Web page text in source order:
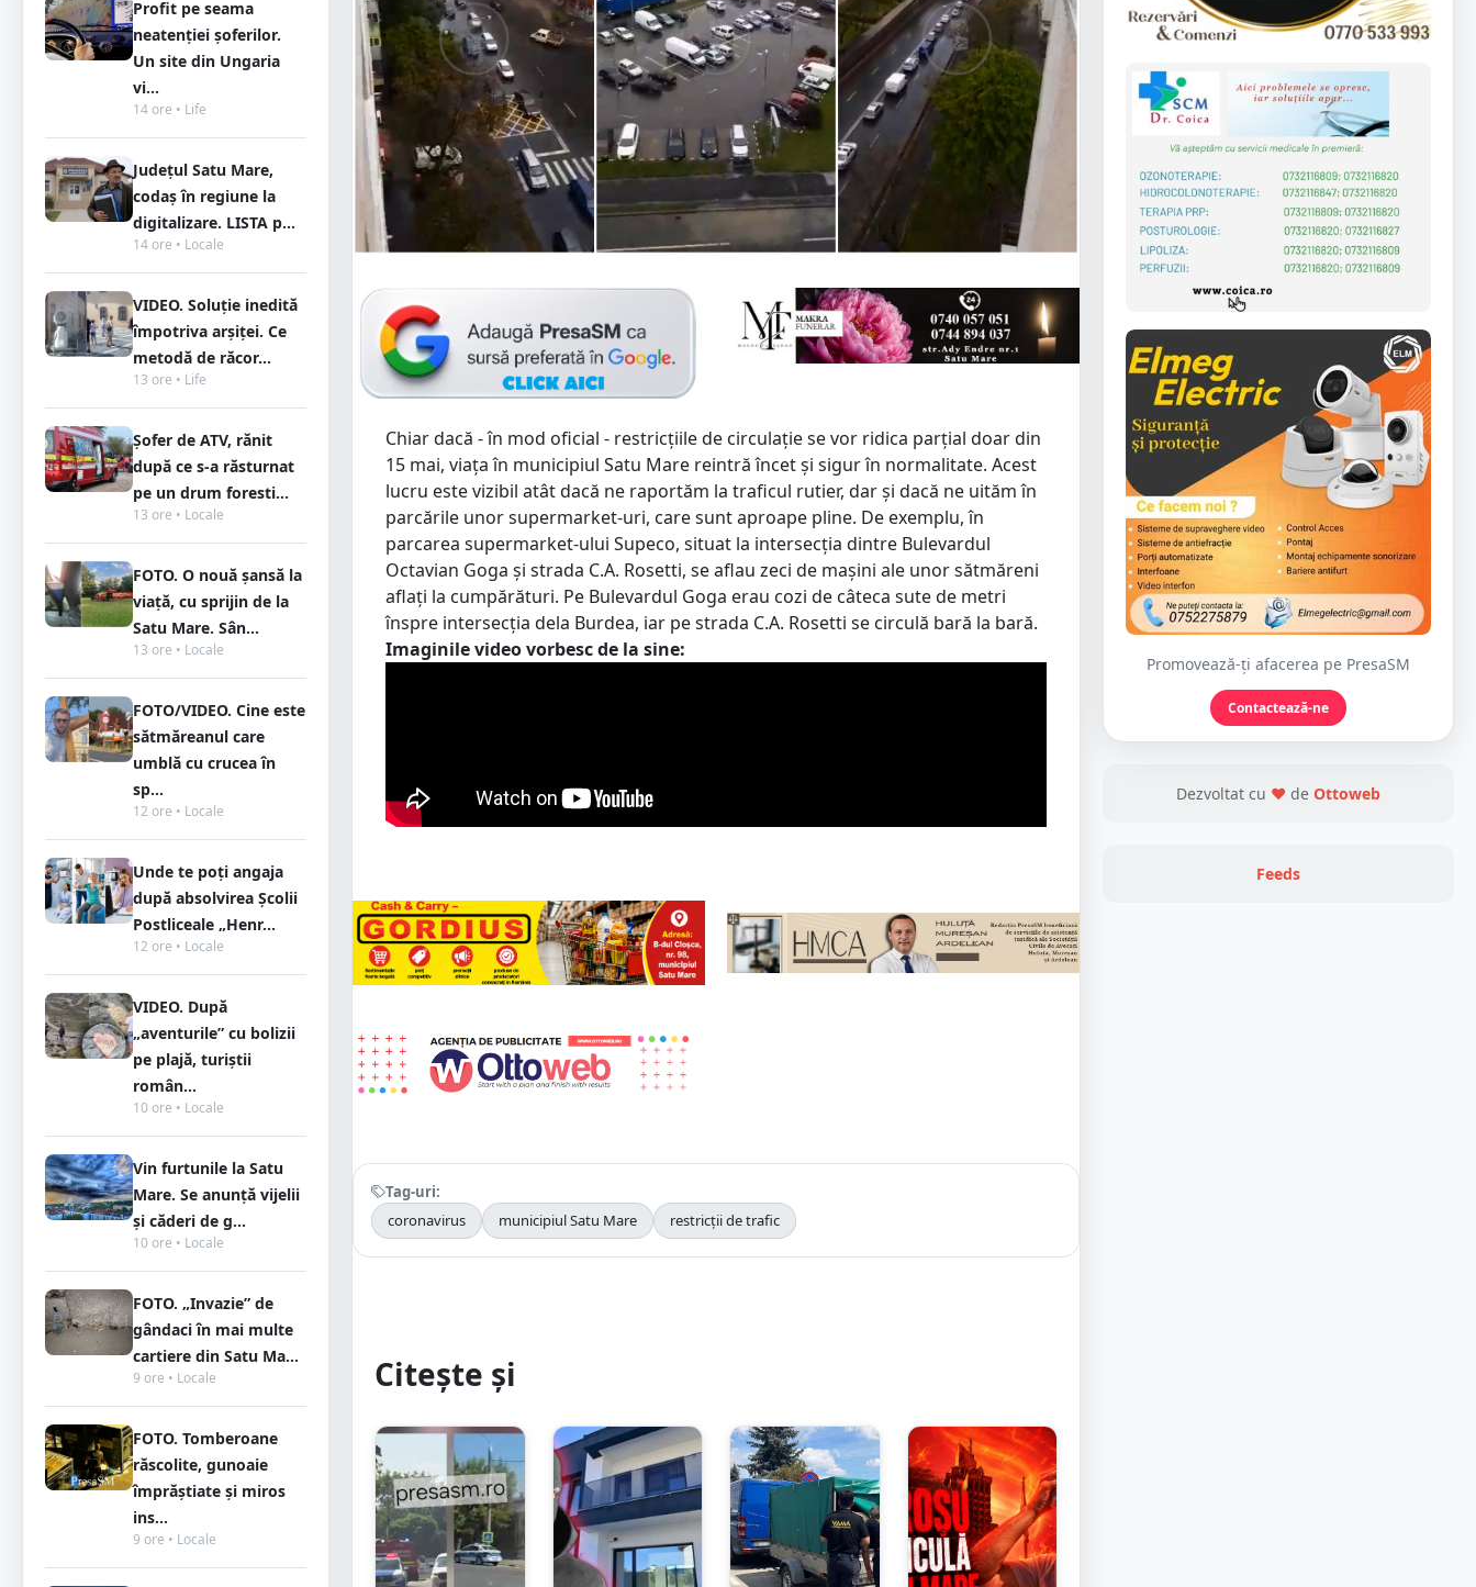
Profit pe seama
neatenției șoferilor.
Un site din Ungaria
vi...
14 ore • Life
Județul Satu Mare,
codaș în regiune la
digitalizare. LISTA p...
14 ore • Locale
VIDEO. Soluție inedită
împotriva arșiței. Ce
metodă de răcor...
13 ore • Life
Șofer de ATV, rănit
după ce s-a răsturnat
pe un drum foresti...
13 ore • Locale
FOTO. O nouă șansă la
viață, cu sprijin de la
Satu Mare. Sân...
13 ore • Locale
FOTO/VIDEO. Cine este
sătmăreanul care
umblă cu crucea în
sp...
12 ore • Locale
Unde te poți angaja
după absolvirea Școlii
Postliceale „Henr...
12 ore • Locale
VIDEO. După
„aventurile” cu bolizii
pe plajă, turiștii
român...
10 ore • Locale
Vin furtunile la Satu
Mare. Se anunță vijelii
și căderi de g...
10 ore • Locale
FOTO. „Invazie” de
gândaci în mai multe
cartiere din Satu Ma...
9 ore • Locale
FOTO. Tomberoane
răscolite, gunoaie
împrăștiate și miros
ins...
9 ore • Locale
Chiar dacă - în mod oficial - restricțiile de circulație se vor ridica parțial doar din
15 mai, viața în municipiul Satu Mare reintră încet și sigur în normalitate. Acest
lucru este vizibil atât dacă ne raportăm la traficul rutier, dar și dacă ne uităm în
parcările unor supermarket-uri, care sunt aproape pline. De exemplu, în
parcarea supermarket-ului Supeco, situat la intersecția dintre Bulevardul
Octavian Goga și strada C.A. Rosetti, se aflau zeci de mașini ale unor sătmăreni
aflați la cumpărături. Pe Bulevardul Goga erau cozi de câteca sute de metri
înspre intersecția dela Burdea, iar pe strada C.A. Rosetti se circulă bară la bară.
Imaginile video vorbesc de la sine:
Tag-uri:
coronavirus
municipiul Satu Mare restricții de trafic
Citește și
Promovează-ți afacerea pe PresaSM
Contactează-ne
Dezvoltat cu ❤ de Ottoweb
Feeds